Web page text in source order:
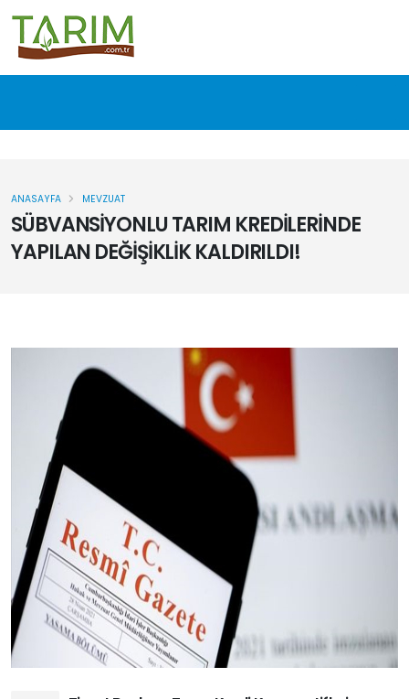
SÜBVANSİYONLU TARIM KREDİLERİNDE
YAPILAN DEĞİŞİKLİK KALDIRILDI!
ANASAYFA MEVZUAT